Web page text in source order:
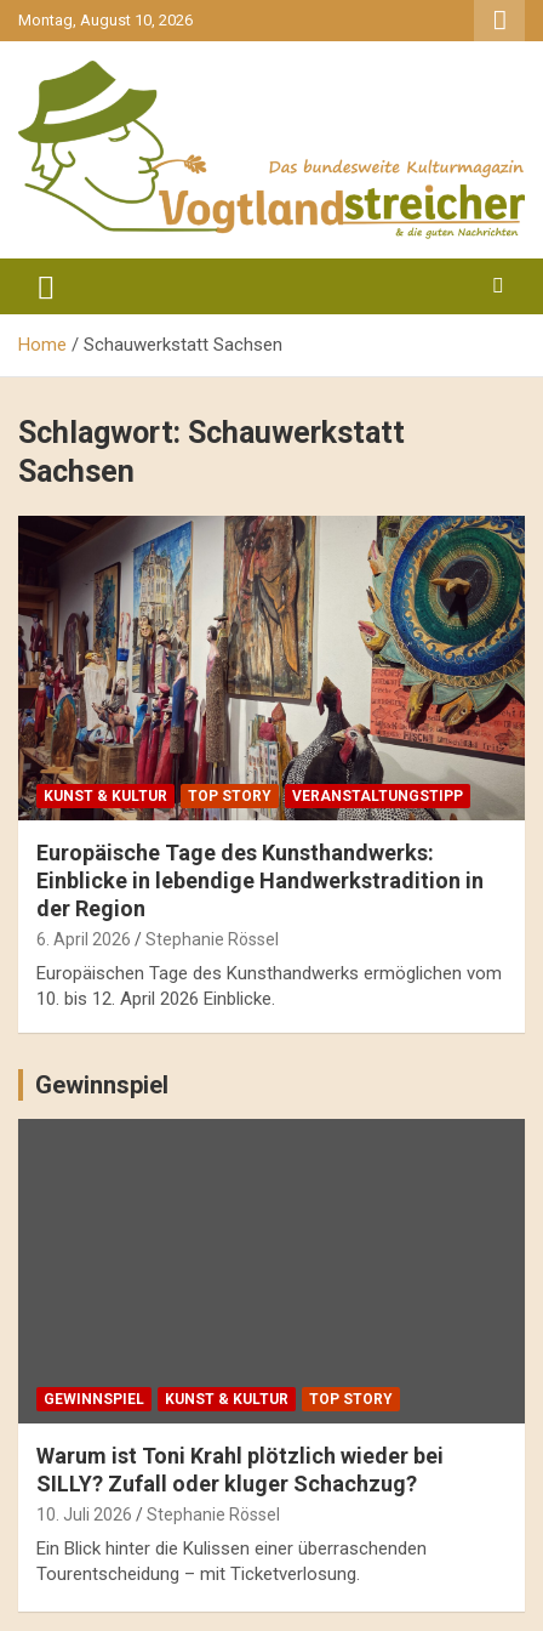
gehe
zum
Montag, August 10, 2026
Vogtlandstreicher
Home Schauwerkstatt Sachsen
Schlagwort: Schauwerkstatt
Sachsen
KUNST & KULTUR TOP STORY VERANSTALTUNGSTIPP
Europäische Tage des Kunsthandwerks:
Einblicke in lebendige Handwerkstradition in
der Region
6. April 2026 Stephanie Rössel
Europäischen Tage des Kunsthandwerks ermöglichen vom
10. bis 12. April 2026 Einblicke.
Gewinnspiel
GEWINNSPIEL KUNST & KULTUR TOP STORY
Warum ist Toni Krahl plötzlich wieder bei
SILLY? Zufall oder kluger Schachzug?
10. Juli 2026 Stephanie Rössel
Ein Blick hinter die Kulissen einer überraschenden
Tourentscheidung – mit Ticketverlosung.